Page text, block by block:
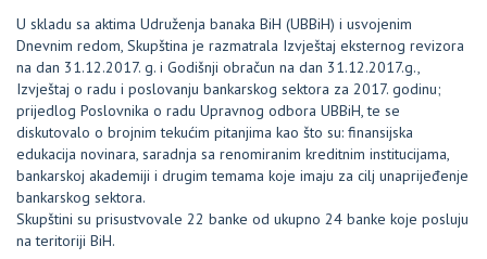
U skladu sa aktima Udruženja banaka BiH (UBBiH) i usvojenim
Dnevnim redom, Skupština je razmatrala Izvještaj eksternog revizora
na dan 31.12.2017. g. i Godišnji obračun na dan 31.12.2017.g.,
Izvještaj o radu i poslovanju bankarskog sektora za 2017. godinu;
prijedlog Poslovnika o radu Upravnog odbora UBBiH, te se
diskutovalo o brojnim tekućim pitanjima kao što su: finansijska
edukacija novinara, saradnja sa renomiranim kreditnim institucijama,
bankarskoj akademiji i drugim temama koje imaju za cilj unaprijeđenje
bankarskog sektora.
Skupštini su prisustvovale 22 banke od ukupno 24 banke koje posluju
na teritoriji BiH.